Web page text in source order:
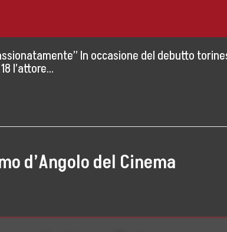
In occasione del debutto
l’attore…
d’Angolo del Cinema